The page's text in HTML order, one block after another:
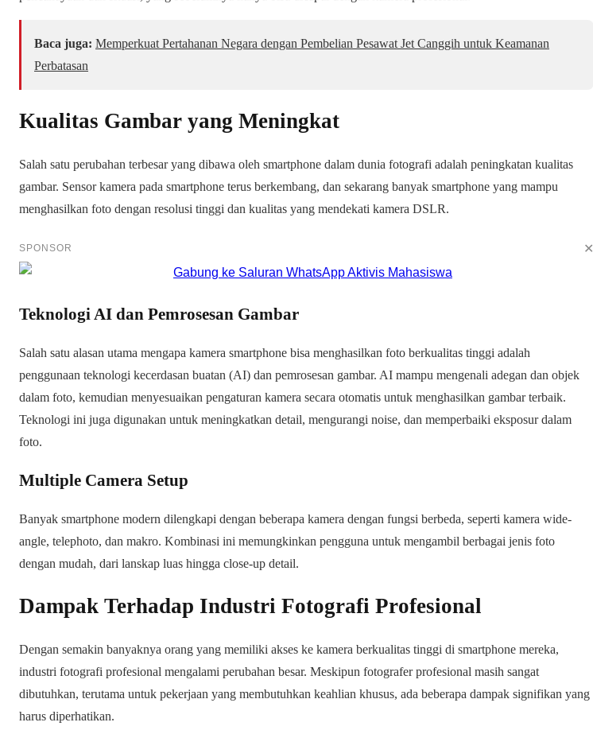
Baca juga: Memperkuat Pertahanan Negara dengan Pembelian Pesawat Jet Canggih untuk Keamanan
Perbatasan
Kualitas Gambar yang Meningkat
Salah satu perubahan terbesar yang dibawa oleh smartphone dalam dunia fotografi adalah peningkatan kualitas
gambar. Sensor kamera pada smartphone terus berkembang, dan sekarang banyak smartphone yang mampu
menghasilkan foto dengan resolusi tinggi dan kualitas yang mendekati kamera DSLR.
SPONSOR ✕
Teknologi AI dan Pemrosesan Gambar
Salah satu alasan utama mengapa kamera smartphone bisa menghasilkan foto berkualitas tinggi adalah
penggunaan teknologi kecerdasan buatan (AI) dan pemrosesan gambar. AI mampu mengenali adegan dan objek
dalam foto, kemudian menyesuaikan pengaturan kamera secara otomatis untuk menghasilkan gambar terbaik.
Teknologi ini juga digunakan untuk meningkatkan detail, mengurangi noise, dan memperbaiki eksposur dalam
foto.
Multiple Camera Setup
Banyak smartphone modern dilengkapi dengan beberapa kamera dengan fungsi berbeda, seperti kamera wide-
angle, telephoto, dan makro. Kombinasi ini memungkinkan pengguna untuk mengambil berbagai jenis foto
dengan mudah, dari lanskap luas hingga close-up detail.
Dampak Terhadap Industri Fotografi Profesional
Dengan semakin banyaknya orang yang memiliki akses ke kamera berkualitas tinggi di smartphone mereka,
industri fotografi profesional mengalami perubahan besar. Meskipun fotografer profesional masih sangat
dibutuhkan, terutama untuk pekerjaan yang membutuhkan keahlian khusus, ada beberapa dampak signifikan yang
harus diperhatikan.